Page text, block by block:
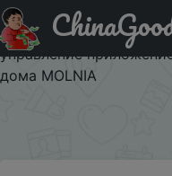
Промокод на знижку
маршрутизатор 4C
управление
дома MOLNIA